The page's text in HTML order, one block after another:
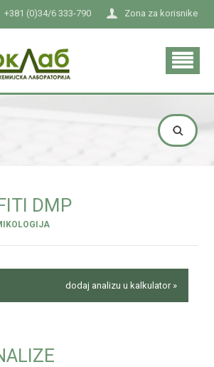
Zona za korisnike
+381 (0)34/6 333-790
DMP
dodaj analizu u kalkulator »